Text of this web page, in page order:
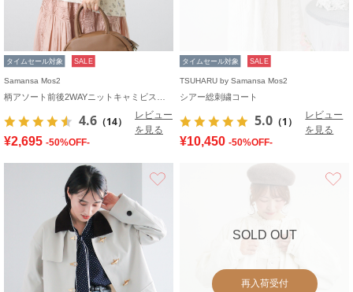
タイムセール対象 SALE
Samansa Mos2
4.6 （14）
レビュー
を見る
¥2,695 -50%OFF-
タイムセール対象 SALE
TSUHARU by Samansa Mos2
シアー総刺繍コート
5.0 （1）
レビュー
を見る
¥10,450 -50%OFF-
SOLD OUT
再入荷受付